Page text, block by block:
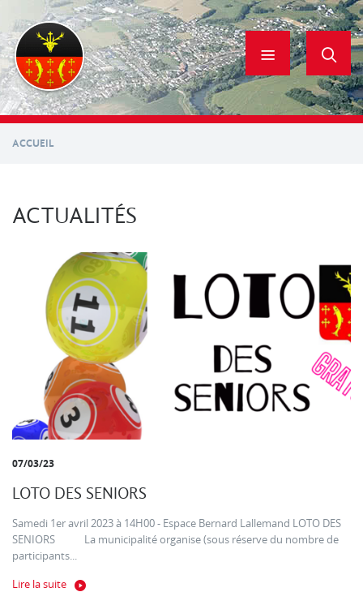
contenu
principal
ACCUEIL
ACTUALITÉS
07/03/23
LOTO DES SENIORS
Samedi 1er avril 2023 à 14H00 - Espace Bernard Lallemand LOTO DES
SENIORS La municipalité organise (sous réserve du nombre de
participants...
Lire la suite